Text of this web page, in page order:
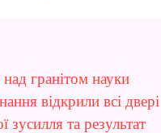
гранітом науки
відкрили всі двері
зусилля та результат